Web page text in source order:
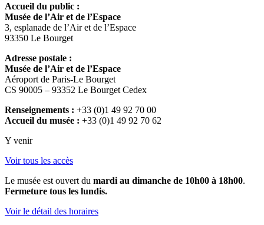
Accueil du public :
Musée de l’Air et de l’Espace
3, esplanade de l’Air et de l’Espace
93350 Le Bourget
Adresse postale :
Musée de l’Air et de l’Espace
Aéroport de Paris-Le Bourget
CS 90005 – 93352 Le Bourget Cedex
Renseignements : +33 (0)1 49 92 70 00
Accueil du musée : +33 (0)1 49 92 70 62
Y venir
Voir tous les accès
Le musée est ouvert du mardi au dimanche de 10h00 à 18h00.
Fermeture tous les lundis.
Voir le détail des horaires